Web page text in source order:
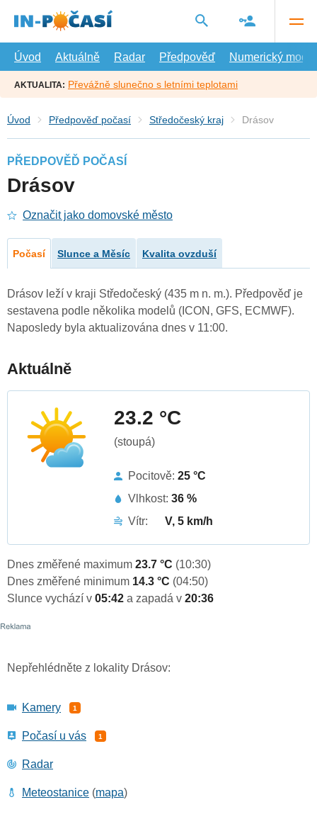
hlavní
Úvod
Aktuálně Radar Předpověď Numerický model
AKTUALITA: Převážně slunečno s letními teplotami
Úvod Předpověď počasí Středočeský kraj Drásov
PŘEDPOVĚĎ POČASÍ
Drásov
Označit jako domovské město
Počasí Slunce a Měsíc Kvalita ovzduší
Drásov leží v kraji Středočeský (435 m n. m.). Předpověď je
sestavena podle několika modelů (ICON, GFS, ECMWF).
Naposledy byla aktualizována dnes v 11:00.
Aktuálně
23.2 °C
(stoupá)
Pocitově: 25 °C
Vlhkost: 36 %
Vítr:
V, 5 km/h
Dnes změřené maximum 23.7 °C (10:30)
Dnes změřené minimum 14.3 °C (04:50)
Slunce vychází v 05:42 a zapadá v 20:36
Nepřehlédněte z lokality Drásov:
Kamery 1
Počasí u vás 1
Radar
Meteostanice (mapa)